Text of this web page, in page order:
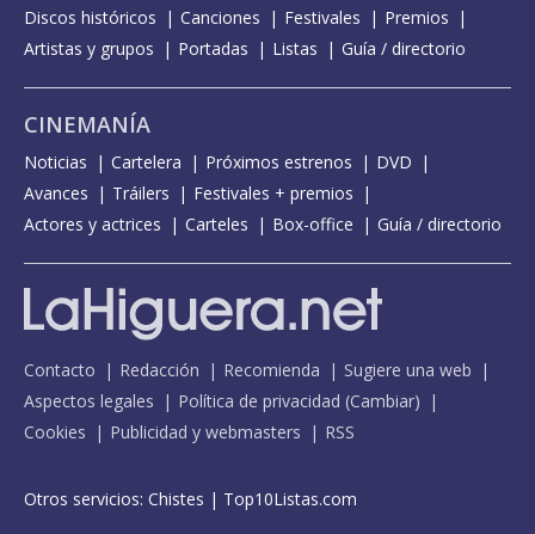
Discos históricos
Canciones Festivales
Premios
Artistas y grupos
Portadas Listas Guía / directorio
CINEMANÍA
Noticias Cartelera Próximos estrenos
DVD
Avances
Tráilers
Festivales + premios
Actores y actrices
Carteles Box-office Guía / directorio
Contacto Redacción Recomienda
Sugiere una web
Aspectos legales
Política de privacidad (Cambiar)
Cookies
Publicidad y webmasters RSS
Otros servicios: Chistes | Top10Listas.com